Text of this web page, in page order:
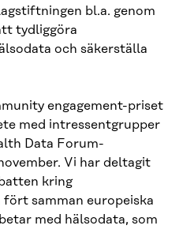
bl.a. genom
tydliggöra
och säkerställa
engagement-priset
med intressentgrupper
Data Forum-
Vi har deltagit
kring
samman europeiska
med hälsodata, som